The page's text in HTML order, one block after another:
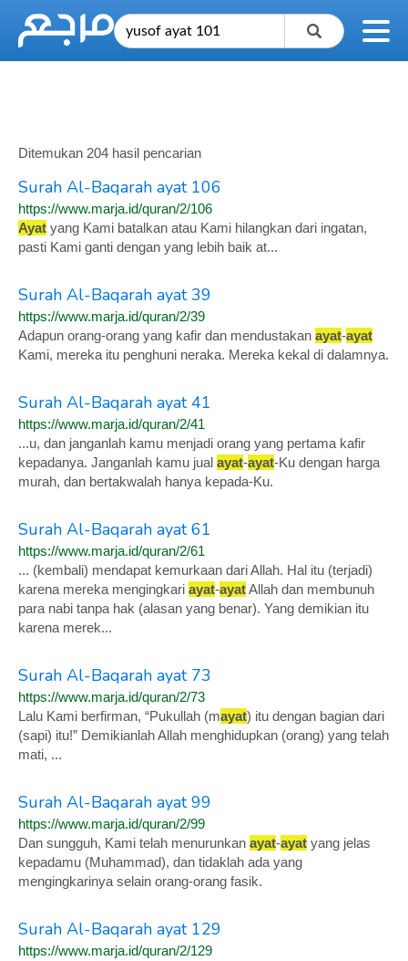
Ditemukan 204 hasil pencarian
Surah Al-Baqarah ayat 106
https://www.marja.id/quran/2/106
Ayat yang Kami batalkan atau Kami hilangkan dari ingatan,
pasti Kami ganti dengan yang lebih baik at...
Surah Al-Baqarah ayat 39
https://www.marja.id/quran/2/39
Adapun orang-orang yang kafir dan mendustakan ayat-ayat
Kami, mereka itu penghuni neraka. Mereka kekal di dalamnya.
Surah Al-Baqarah ayat 41
https://www.marja.id/quran/2/41
...u, dan janganlah kamu menjadi orang yang pertama kafir
kepadanya. Janganlah kamu jual ayat-ayat-Ku dengan harga
murah, dan bertakwalah hanya kepada-Ku.
Surah Al-Baqarah ayat 61
https://www.marja.id/quran/2/61
... (kembali) mendapat kemurkaan dari Allah. Hal itu (terjadi)
karena mereka mengingkari ayat-ayatAllah dan membunuh
para nabi tanpa hak (alasan yang benar). Yang demikian itu
karena merek...
Surah Al-Baqarah ayat 73
https://www.marja.id/quran/2/73
Lalu Kami berfirman, “Pukullah (mayat) itu dengan bagian dari
(sapi) itu!” Demikianlah Allah menghidupkan (orang) yang telah
mati, ...
Surah Al-Baqarah ayat 99
https://www.marja.id/quran/2/99
Dan sungguh, Kami telah menurunkan ayat-ayat yang jelas
kepadamu (Muhammad), dan tidaklah ada yang
mengingkarinya selain orang-orang fasik.
Surah Al-Baqarah ayat 129
https://www.marja.id/quran/2/129